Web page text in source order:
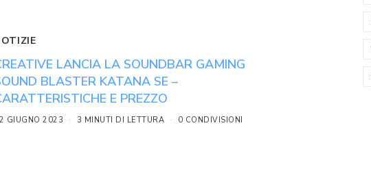
LANCIA LA SOUNDBAR GAMING
BLASTER KATANA SE –
E PREZZO
GIUGNO 2023 3 MINUTI DI LETTURA 0 CONDIVISIONI